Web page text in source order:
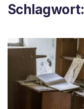
Schlagwort: